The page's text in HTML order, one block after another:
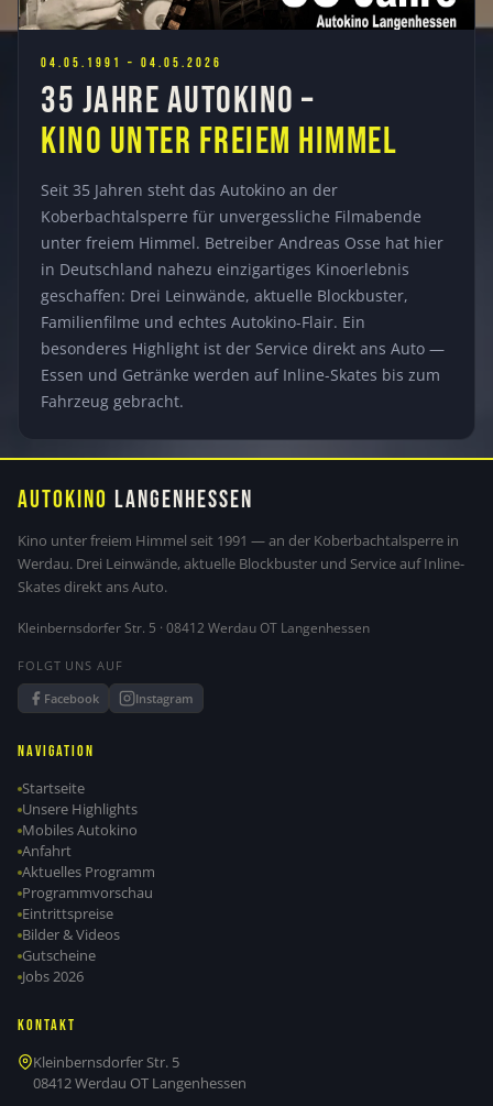
04.05.1991 – 04.05.2026
35 JAHRE AUTOKINO –
KINO UNTER FREIEM HIMMEL
Seit 35 Jahren steht das Autokino an der
Koberbachtalsperre für unvergessliche Filmabende
unter freiem Himmel. Betreiber Andreas Osse hat hier
in Deutschland nahezu einzigartiges Kinoerlebnis
geschaffen: Drei Leinwände, aktuelle Blockbuster,
Familienfilme und echtes Autokino-Flair. Ein
besonderes Highlight ist der Service direkt ans Auto —
Essen und Getränke werden auf Inline-Skates bis zum
Fahrzeug gebracht.
Autokino Langenhessen
Kino unter freiem Himmel seit 1991 — an der Koberbachtalsperre in
Werdau. Drei Leinwände, aktuelle Blockbuster und Service auf Inline-
Skates direkt ans Auto.
Kleinbernsdorfer Str. 5 · 08412 Werdau OT Langenhessen
FOLGT UNS AUF
Facebook
Instagram
Navigation
Startseite
Unsere Highlights
Mobiles Autokino
Anfahrt
Aktuelles Programm
Programmvorschau
Eintrittspreise
Bilder & Videos
Gutscheine
Jobs 2026
Kontakt
Kleinbernsdorfer Str. 5
08412 Werdau OT Langenhessen